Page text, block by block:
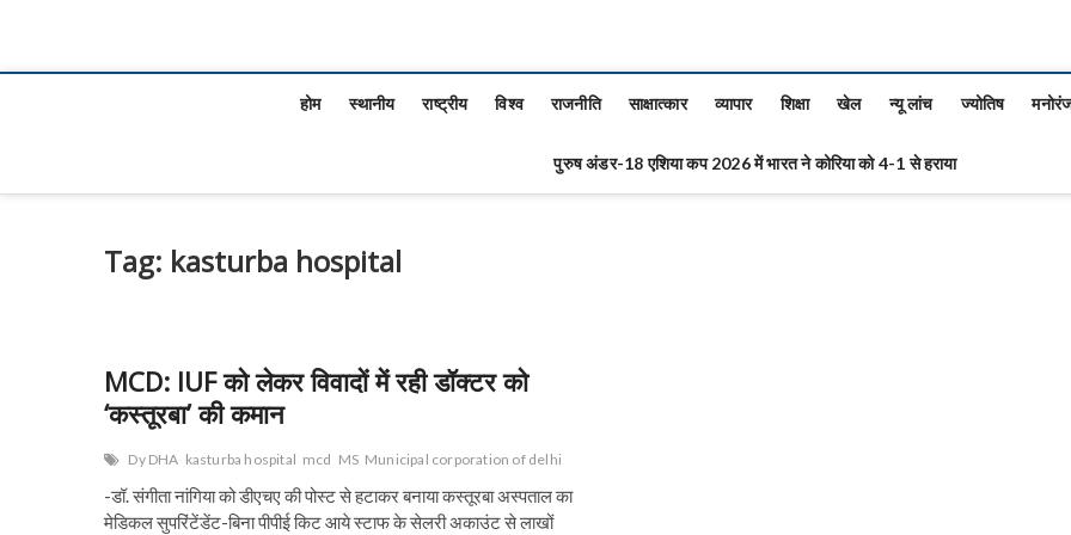
होम स्थानीय राष्ट्रीय विश्व राजनीति साक्षात्कार व्यापार शिक्षा खेल न्यू लांच ज्योतिष
पुरुष अंडर-18 एशिया कप 2026 में भारत ने कोरिया को 4-1 से हराया
Tag: kasturba hospital
MCD: IUF को लेकर विवादों में रही डॉक्टर को
‘कस्तूरबा’ की कमान
Dy DHA kasturba hospital mcd MS Municipal corporation of delhi
-डॉ. संगीता नांगिया को डीएचए की पोस्ट से हटाकर बनाया कस्तूरबा अस्पताल का
मेडिकल सुपरिंटेंडेंट-बिना पीपीई किट आये स्टाफ के सेलरी अकाउंट से लाखों